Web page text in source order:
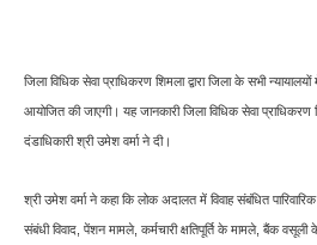
जिला विधिक सेवा प्राधिकरण शिमला द्वारा जिला के सभी
आयोजित की जाएगी। यह जानकारी जिला विधिक सेवा
दंडाधिकारी श्री उमेश वर्मा ने दी।
श्री उमेश वर्मा ने कहा कि लोक अदालत में विवाह संबंधित
संबंधी विवाद, पेंशन मामले, कर्मचारी क्षतिपूर्ति के मामले, बैंक